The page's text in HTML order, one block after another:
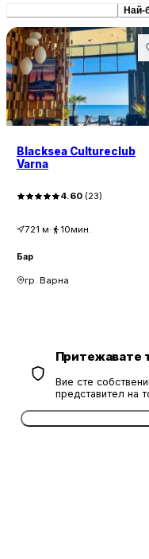
Най-
Blacksea Cultureclub
Varna
4.60 (23)
721 м· 10мин.
Бар
гр. Варна
Притежавате
Вие сте
представител на